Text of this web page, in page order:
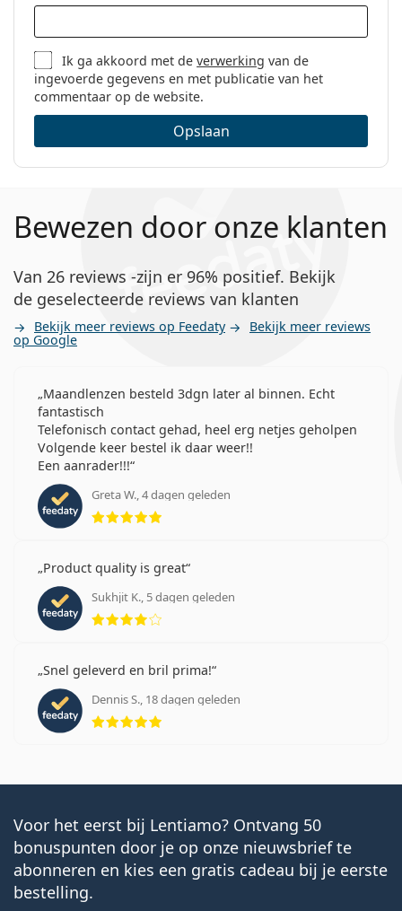
Ik ga akkoord met deverwerking van de
ingevoerde gegevens en met publicatie van het
commentaar op de website.
Opslaan
Bewezen door onze klanten
Van 26 reviews -zijn er 96% positief. Bekijk
de geselecteerde reviews van klanten
Bekijk meer reviews op Feedaty Bekijk meer reviews
op Google
Maandlenzen besteld 3dgn later al binnen. Echt
fantastisch
Telefonisch contact gehad, heel erg netjes geholpen
Volgende keer bestel ik daar weer!!
Een aanrader!!!
Greta W., 4 dagen geleden
Beoordeling 5 van 5
Product quality is great
Sukhjit K., 5 dagen geleden
Beoordeling 4 van 5
Snel geleverd en bril prima!
Dennis S., 18 dagen geleden
Beoordeling 5 van 5
Voor het eerst bij Lentiamo? Ontvang 50
bonuspunten door je op onze nieuwsbrief te
abonneren en kies een gratis cadeau bij je eerste
bestelling.